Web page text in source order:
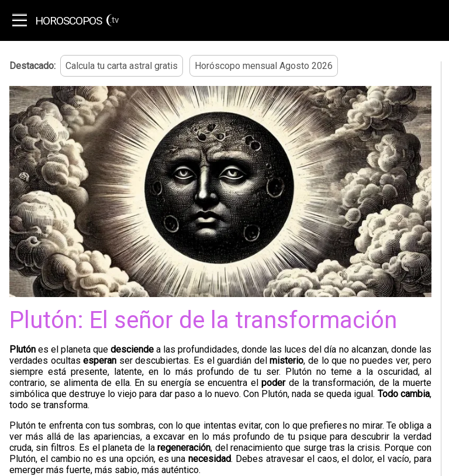
HOROSCOPOS .tv
Destacado: Calcula tu carta astral gratis Horóscopo mensual Agosto 2026
Plutón: El señor de la transformación
Plutón es el planeta quedesciende a las profundidades, donde las luces del día no alcanzan, donde las
verdades ocultasesperan ser descubiertas. Es el guardián delmisterio, de lo que no puedes ver, pero
siempre está presente, latente, en lo más profundo de tu ser. Plutón no teme a la oscuridad, al
contrario, se alimenta de ella. En su energía se encuentra elpoderde la transformación, de la muerte
simbólica que destruye lo viejo para dar paso a lo nuevo. Con Plutón, nada se queda igual. Todo cambia,
todo se transforma.
Plutón te enfrenta con tus sombras, con lo que intentas evitar, con lo que prefieres no mirar. Te obliga a
ver más allá de las apariencias, a excavar en lo más profundo de tu psique para descubrir la verdad
cruda, sin filtros. Es el planeta de laregeneración, del renacimiento que surge tras la crisis. Porque con
Plutón, el cambio no es una opción, es unanecesidad. Debes atravesar el caos, el dolor, el vacío, para
emerger más fuerte, más sabio, más auténtico.